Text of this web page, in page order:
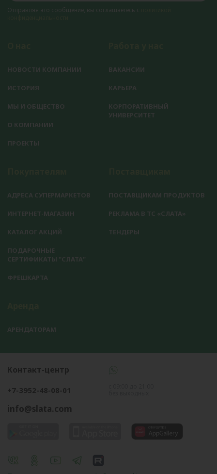
Отправляя это сообщение, вы соглашаетесь с
НОВОСТИ КОМПАНИИ
ИСТОРИЯ
МЫ И ОБЩЕСТВО
О КОМПАНИИ
ПРОЕКТЫ
ВАКАНСИИ
КАРЬЕРА
КОРПОРАТИВНЫЙ
УНИВЕРСИТЕТ
АДРЕСА СУПЕРМАРКЕТОВ
ИНТЕРНЕТ-МАГАЗИН
КАТАЛОГ АКЦИЙ
ПОДАРОЧНЫЕ
СЕРТИФИКАТЫ "СЛАТА"
ФРЕШКАРТА
ПОСТАВЩИКАМ ПРОДУКТОВ
РЕКЛАМА В ТС «СЛАТА»
ТЕНДЕРЫ
АРЕНДАТОРАМ
Контакт-центр
+7-3952-48-08-01
info@slata.com